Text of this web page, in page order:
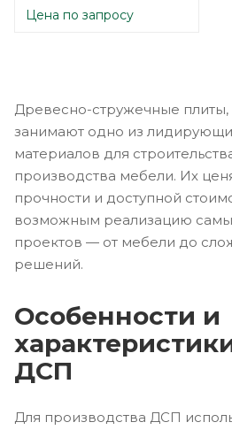
Цена по запросу
Древесно-стружечные
занимают одно из
материалов для
производства мебели. Их
прочности и доступной
возможным реализацию
проектов — от мебели до
решений.
Особенности и
ДСП
Для производства ДСП